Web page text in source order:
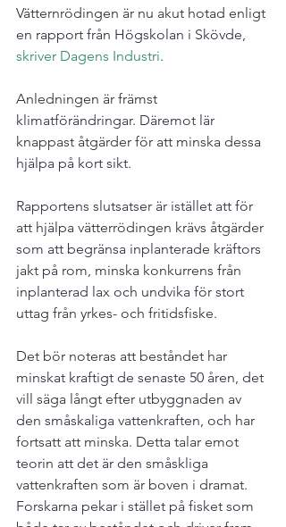
Vätternrödingen är nu akut hotad enligt
en rapport från Högskolan i Skövde,
skriver Dagens Industri.
Anledningen är främst
klimatförändringar. Däremot lär
knappast åtgärder för att minska dessa
hjälpa på kort sikt.
Rapportens slutsatser är istället att för
att hjälpa vätterrödingen krävs åtgärder
som att begränsa inplanterade kräftors
jakt på rom, minska konkurrens från
inplanterad lax och undvika för stort
uttag från yrkes- och fritidsfiske.
Det bör noteras att beståndet har
minskat kraftigt de senaste 50 åren, det
vill säga långt efter utbyggnaden av
den småskaliga vattenkraften, och har
fortsatt att minska. Detta talar emot
teorin att det är den småskliga
vattenkraften som är boven i dramat.
Forskarna pekar i stället på fisket som